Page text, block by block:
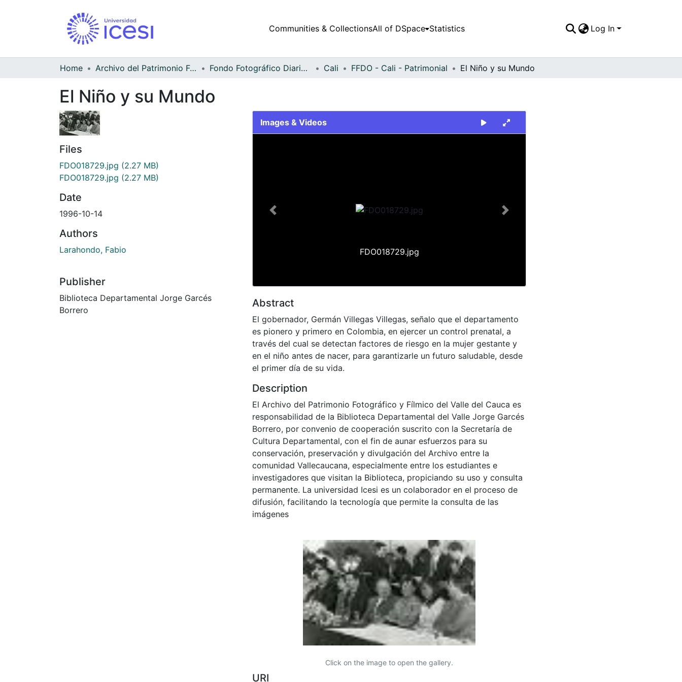
Communities & CollectionsAll of DSpace Statistics Log In
Home Archivo del Patrimonio Fotográfico y Fílmico del Valle del Cauca Fondo Fotográfico Diario Occidente Cali FFDO - Cali - Patrimonial El Niño y su Mundo
El Niño y su Mundo
Files
FDO018729.jpg (2.27 MB)
FDO018729.jpg (2.27 MB)
Date
1996-10-14
Authors
Larahondo, Fabio
Publisher
Biblioteca Departamental Jorge Garcés
Borrero
Images & Videos
FDO018729.jpg
Previous Next
Abstract
El gobernador, Germán Villegas Villegas, señalo que el departamento
es pionero y primero en Colombia, en ejercer un control prenatal, a
través del cual se detectan factores de riesgo en la mujer gestante y
en el niño antes de nacer, para garantizarle un futuro saludable, desde
el primer día de su vida.
Description
El Archivo del Patrimonio Fotográfico y Fílmico del Valle del Cauca es
responsabilidad de la Biblioteca Departamental del Valle Jorge Garcés
Borrero, por convenio de cooperación suscrito con la Secretaría de
Cultura Departamental, con el fin de aunar esfuerzos para su
conservación, preservación y divulgación del Archivo entre la
comunidad Vallecaucana, especialmente entre los estudiantes e
investigadores que visitan la Biblioteca, propiciando su uso y consulta
permanente. La universidad Icesi es un colaborador en el proceso de
difusión, facilitando la tecnología que permite la consulta de las
imágenes
Click on the image to open the gallery.
URI